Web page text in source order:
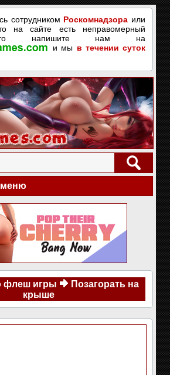
сотрудником Роскомнадзора или
на сайте есть неправомерный
то напишите нам на
и мы в течении суток
меню
флеш игры
Позагорать на
крыше